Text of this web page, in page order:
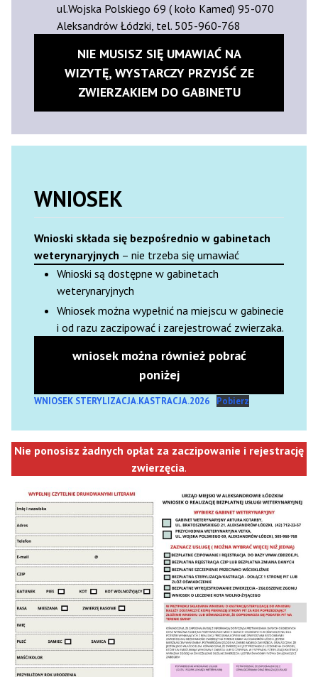
ul.Wojska Polskiego 69 ( koło Kamed) 95-070
Aleksandrów Łódzki, tel. 505-960-768
NIE MUSISZ SIĘ UMAWIAĆ NA
WIZYTĘ, WYSTARCZY PRZYJŚĆ ZE
ZWIERZAKIEM DO GABINETU
WNIOSEK
Wnioski składa się bezpośrednio w gabinetach
weterynaryjnych – nie trzeba się umawiać
Wnioski są dostępne w gabinetach
weterynaryjnych
Wniosek można wypełnić na miejscu w gabinecie
i od razu zaczipować i zarejestrować zwierzaka.
wniosek można również pobrać
poniżej
WNIOSEK STERYLIZACJA.KASTRACJA.2026 Pobierz
Nie ponosisz żadnych opłat za zaczipowanie i rejestrację
zwierzęcia.